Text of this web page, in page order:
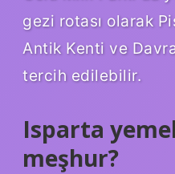
gezi rotası olarak
Antik Kenti ve
tercih edilebilir.
Isparta
meşhur?